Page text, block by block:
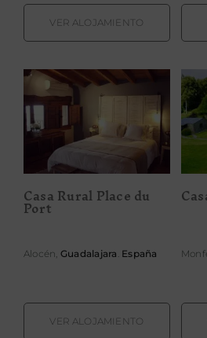
VER ALOJAMIENTO
Casa Rural
Place du Port
Casa Rural Place du
Port
Alocén, Guadalajara . España
VER ALOJAMIENTO